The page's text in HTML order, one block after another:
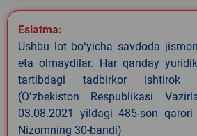
Eslatma:
Ushbu lot boʻyicha savdoda
eta olmaydilar. Har qanday
tartibdagi tadbirkor ishtirok
(Oʻzbekiston Respublikasi
03.08.2021 yildagi 485-son
Nizomning 30-bandi)